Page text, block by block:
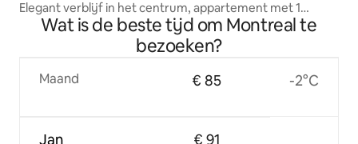
Elegant verblijf in het centrum, appartement met 1
slaapkamer | Montréal Centre
Wat is de beste tijd om Montreal te
bezoeken?
Maand
Jan
€ 85
€ 91
-2°C